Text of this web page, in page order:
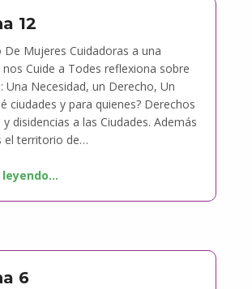
12
De Mujeres Cuidadoras a una
nos Cuide a Todes reflexiona sobre
Una Necesidad, un Derecho, Un
ciudades y para quienes? Derechos
disidencias a las Ciudades. Además
el territorio de…
…
6